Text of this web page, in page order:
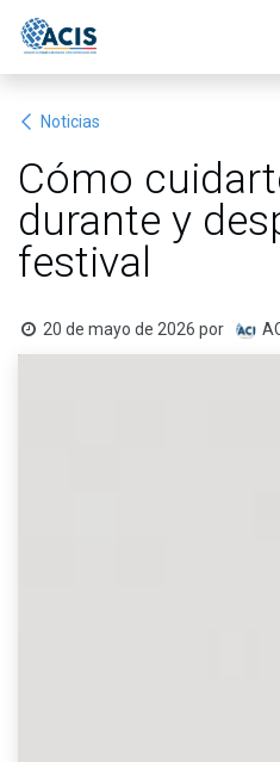
Noticias
Cómo
durante y
festival
20 de mayo de 2026 por